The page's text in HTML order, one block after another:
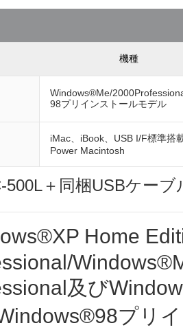
機種
Windows®Me/
98プリインストールモデル
iMac、iBook、USB I/F標準搭
Power Macintosh
＋同梱USBケーブ
Home
及び
プリ